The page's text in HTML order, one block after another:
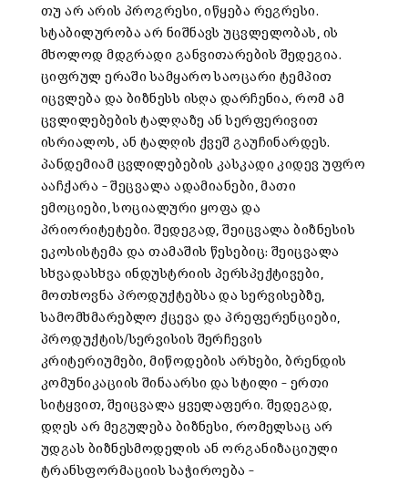
თუ არ არის პროგრესი, იწყება რეგრესი.
სტაბილურობა არ ნიშნავს უცვლელობას, ის
მხოლოდ მდგრადი განვითარების შედეგია.
ციფრულ ერაში სამყარო საოცარი ტემპით
იცვლება და ბიზნესს ისღა დარჩენია, რომ ამ
ცვლილებების ტალღაზე ან სერფერივით
ისრიალოს, ან ტალღის ქვეშ გაუჩინარდეს.
პანდემიამ ცვლილებების კასკადი კიდევ უფრო
ააჩქარა – შეცვალა ადამიანები, მათი
ემოციები, სოციალური ყოფა და
პრიორიტეტები. შედეგად, შეიცვალა ბიზნესის
ეკოსისტემა და თამაშის წესებიც: შეიცვალა
სხვადასხვა ინდუსტრიის პერსპექტივები,
მოთხოვნა პროდუქტებსა და სერვისებზე,
სამომხმარებლო ქცევა და პრეფერენციები,
პროდუქტის/სერვისის შერჩევის
კრიტერიუმები, მიწოდების არხები, ბრენდის
კომუნიკაციის შინაარსი და სტილი – ერთი
სიტყვით, შეიცვალა ყველაფერი. შედეგად,
დღეს არ მეგულება ბიზნესი, რომელსაც არ
უდგას ბიზნესმოდელის ან ორგანიზაციული
ტრანსფორმაციის საჭიროება –